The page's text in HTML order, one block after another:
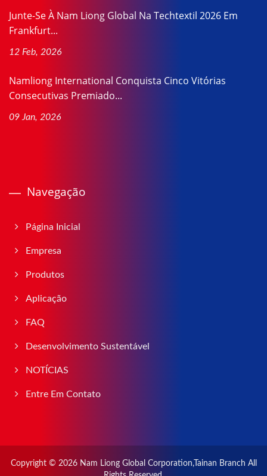
Junte-Se À Nam Liong Global Na Techtextil 2026 Em
Frankfurt...
12 Feb, 2026
Namliong International Conquista Cinco Vitórias
Consecutivas Premiado...
09 Jan, 2026
Navegação
Página Inicial
Empresa
Produtos
Aplicação
FAQ
Desenvolvimento Sustentável
NOTÍCIAS
Entre Em Contato
Copyright © 2026 Nam Liong Global Corporation,Tainan Branch All